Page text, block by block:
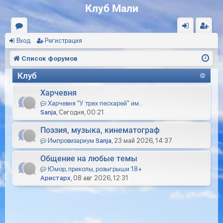
Клуб Мали
ор
ум
ы
ис
тр
ац
Вход Регистрация
Список форумов
Клуб
Харчевня
Харчевня "У трех пескарей" им…
Sanja, Сегодня, 00:21
Поэзия, музыка, кинематограф
Импровизариум Sanja, 23 май 2026, 14:37
Общение на любые темы
Юмор, приколы, розыгрыши 18+
Аристарх, 08 авг 2026, 12:31